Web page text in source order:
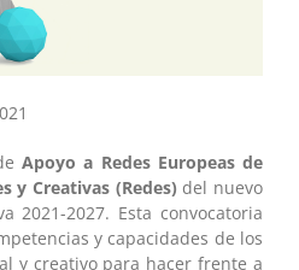
Apoyo a Redes Europeas de
y Creativas (Redes) del nuevo
2021-2027. Esta convocatoria
y capacidades de los
y creativo para hacer frente a